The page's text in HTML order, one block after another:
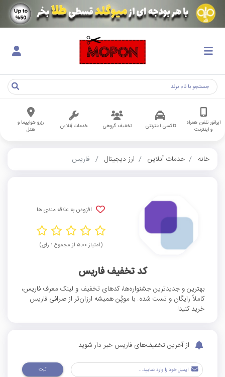
اپراتور تلفن همراه
و اینترنت
تاکسی اینترنتی تخفیف گروهی خدمات آنلاین
رزرو هواپیما و
هتل
خانه خدمات آنلاین ارز دیجیتال فاریس
افزودن به علاقه مندی ها
(امتیاز ۵.۰۰ از مجموع ۱ رای)
کد تخفیف فاریس
بهترین و جدیدترین جشنواره‌ها، کدهای تخفیف و لینک معرف فاریس،
کاملاً رایگان و تست شده. با موپُن همیشه ارزان‌تر از صرافی فاریس
خرید کنید!
از آخرین تخفیف‌های فاریس خبر دار شوید
ثبت